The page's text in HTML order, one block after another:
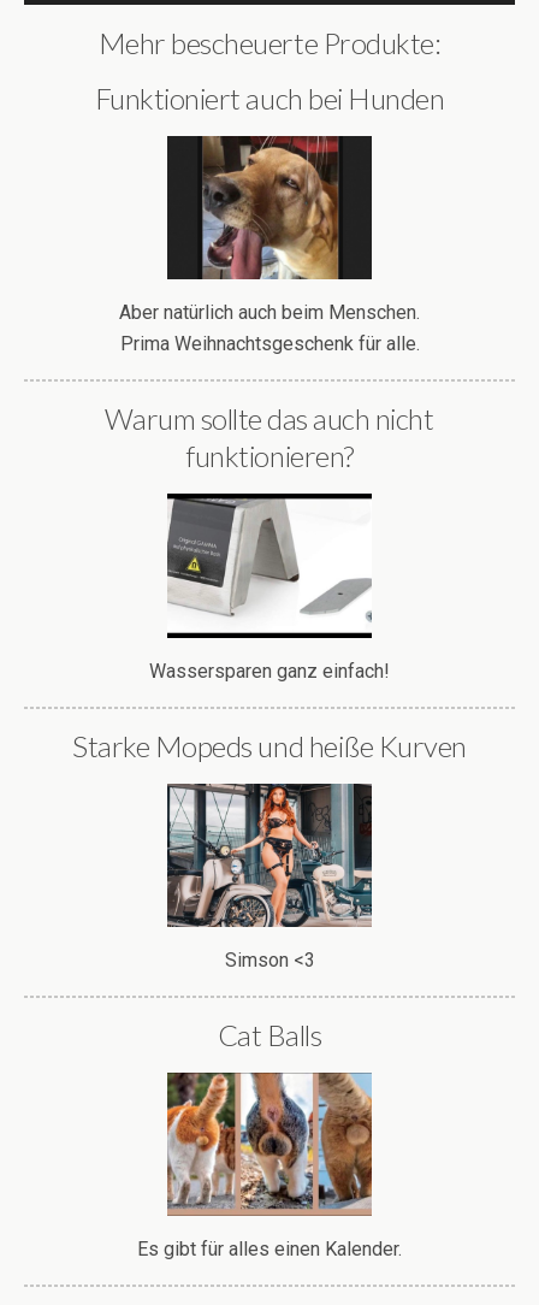
Mehr bescheuerte Produkte:
Funktioniert auch bei Hunden
Aber natürlich auch beim Menschen.
Prima Weihnachtsgeschenk für alle.
Warum sollte das auch nicht
funktionieren?
Wassersparen ganz einfach!
Starke Mopeds und heiße Kurven
Simson <3
Cat Balls
Es gibt für alles einen Kalender.